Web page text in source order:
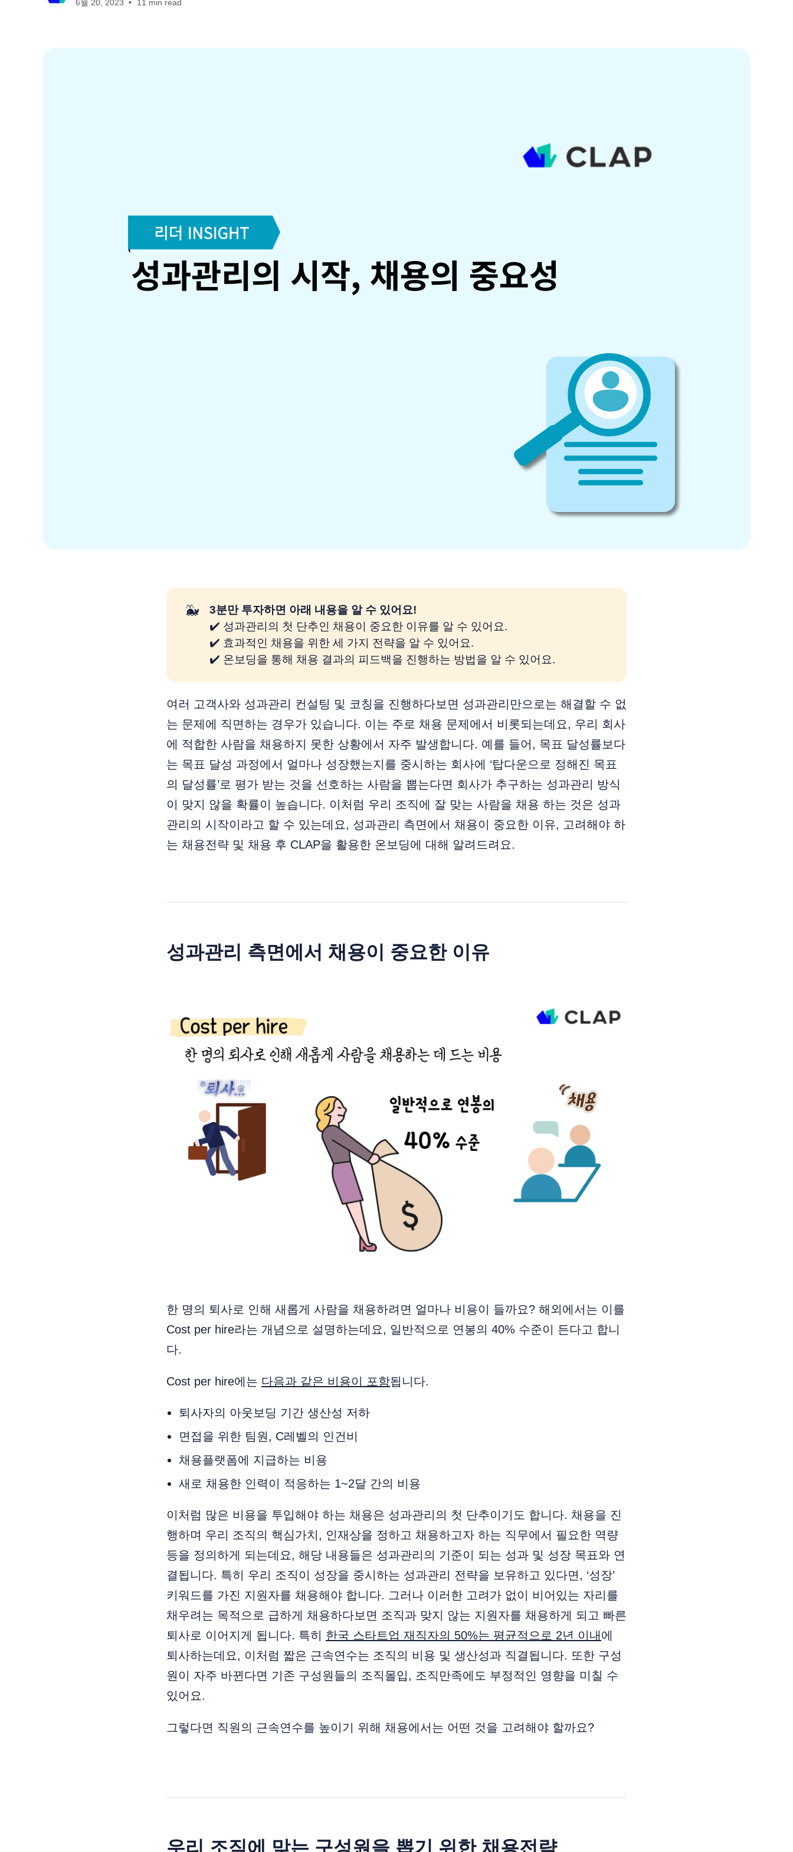
6월 20, 2023 11 min read
🐳
3분만 투자하면 아래 내용을 알 수 있어요!
✔️ 성과관리의 첫 단추인 채용이 중요한 이유를 알 수 있어요.
✔️ 효과적인 채용을 위한 세 가지 전략을 알 수 있어요.
✔️ 온보딩을 통해 채용 결과의 피드백을 진행하는 방법을 알 수 있어요.
여러 고객사와 성과관리 컨설팅 및 코칭을 진행하다보면 성과관리만으로는 해결할 수 없
는 문제에 직면하는 경우가 있습니다. 이는 주로 채용 문제에서 비롯되는데요, 우리 회사
에 적합한 사람을 채용하지 못한 상황에서 자주 발생합니다. 예를 들어, 목표 달성률보다
는 목표 달성 과정에서 얼마나 성장했는지를 중시하는 회사에 ‘탑다운으로 정해진 목표
의 달성률’로 평가 받는 것을 선호하는 사람을 뽑는다면 회사가 추구하는 성과관리 방식
이 맞지 않을 확률이 높습니다. 이처럼 우리 조직에 잘 맞는 사람을 채용 하는 것은 성과
관리의 시작이라고 할 수 있는데요, 성과관리 측면에서 채용이 중요한 이유, 고려해야 하
는 채용전략 및 채용 후 CLAP을 활용한 온보딩에 대해 알려드려요.
성과관리 측면에서 채용이 중요한 이유
한 명의 퇴사로 인해 새롭게 사람을 채용하려면 얼마나 비용이 들까요? 해외에서는 이를
Cost per hire라는 개념으로 설명하는데요, 일반적으로 연봉의 40% 수준이 든다고 합니
다.
Cost per hire에는 다음과 같은 비용이 포함됩니다.
퇴사자의 아웃보딩 기간 생산성 저하
면접을 위한 팀원, C레벨의 인건비
채용플랫폼에 지급하는 비용
새로 채용한 인력이 적응하는 1~2달 간의 비용
이처럼 많은 비용을 투입해야 하는 채용은 성과관리의 첫 단추이기도 합니다. 채용을 진
행하며 우리 조직의 핵심가치, 인재상을 정하고 채용하고자 하는 직무에서 필요한 역량
등을 정의하게 되는데요, 해당 내용들은 성과관리의 기준이 되는 성과 및 성장 목표와 연
결됩니다. 특히 우리 조직이 성장을 중시하는 성과관리 전략을 보유하고 있다면, ‘성장’
키워드를 가진 지원자를 채용해야 합니다. 그러나 이러한 고려가 없이 비어있는 자리를
채우려는 목적으로 급하게 채용하다보면 조직과 맞지 않는 지원자를 채용하게 되고 빠른
퇴사로 이어지게 됩니다. 특히 한국 스타트업 재직자의 50%는 평균적으로 2년 이내 에
퇴사하는데요, 이처럼 짧은 근속연수는 조직의 비용 및 생산성과 직결됩니다. 또한 구성
원이 자주 바뀐다면 기존 구성원들의 조직몰입, 조직만족에도 부정적인 영향을 미칠 수
있어요.
그렇다면 직원의 근속연수를 높이기 위해 채용에서는 어떤 것을 고려해야 할까요?
우리 조직에 맞는 구성원을 뽑기 위한 채용전략